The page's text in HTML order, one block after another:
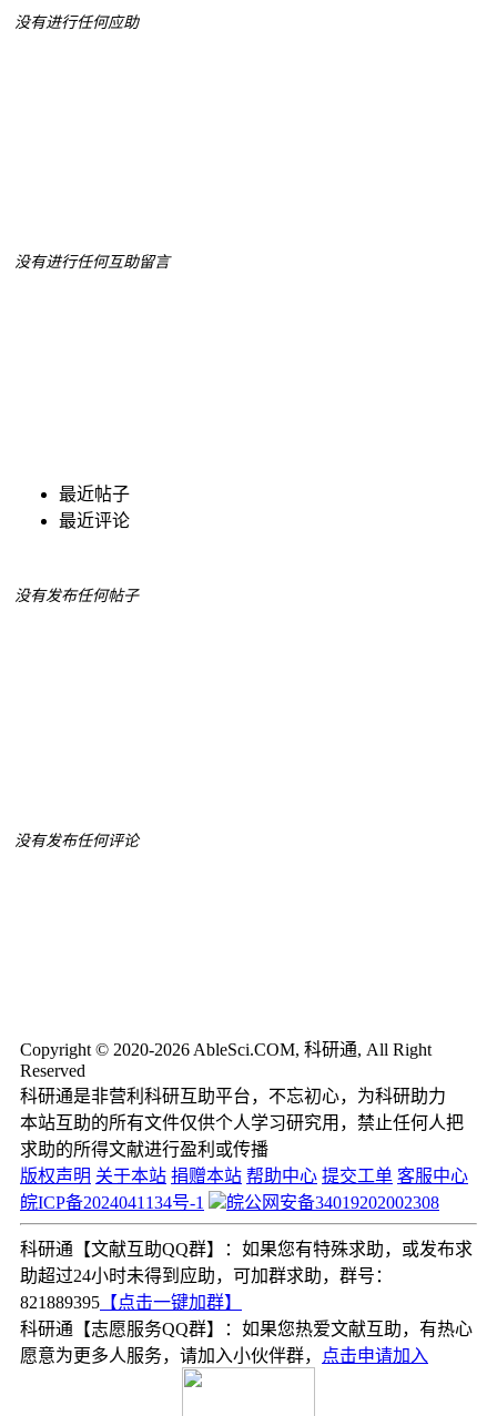
没有进行任何应助
没有进行任何互助留言
最近帖子
最近评论
没有发布任何帖子
没有发布任何评论
Copyright © 2020-2026 AbleSci.COM, 科研通, All Right
Reserved
科研通是非营利科研互助平台，不忘初心，为科研助力
本站互助的所有文件仅供个人学习研究用，禁止任何人把
求助的所得文献进行盈利或传播
版权声明 关于本站 捐赠本站 帮助中心 提交工单 客服中心
皖ICP备2024041134号-1
皖公网安备34019202002308
科研通【文献互助QQ群】：如果您有特殊求助，或发布求
助超过24小时未得到应助，可加群求助，群号：
821889395 【点击一键加群】
科研通【志愿服务QQ群】：如果您热爱文献互助，有热心
愿意为更多人服务，请加入小伙伴群，
点击申请加入